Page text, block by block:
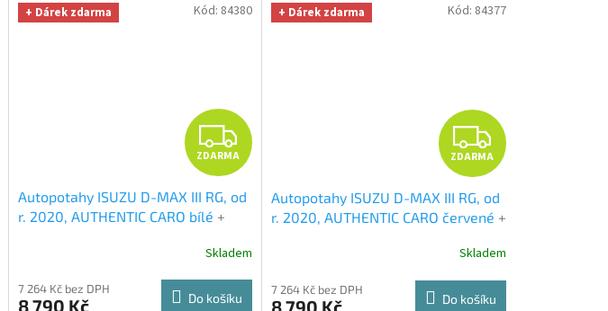
+ Dárek zdarma
Z
D
A
R
M
ZDARMA
Autopotahy ISUZU D-MAX III RG, od
r. 2020, AUTHENTIC CARO bílé +
Smart Microfiber zdarma v hodnotě
Skladem
7 264 Kč bez DPH
8 790 Kč Do košíku
Kód: 84380 + Dárek zdarma
Z
D
A
R
M
ZDARMA
Autopotahy ISUZU D-MAX III RG, od
r. 2020, AUTHENTIC CARO červené +
Smart Microfiber zdarma v hodnotě
Skladem
7 264 Kč bez DPH
8 790 Kč Do košíku
Kód: 84377